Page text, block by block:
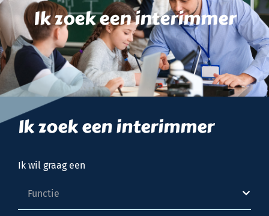
Ik zoek een interimmer
Ik zoek een interimmer
Ik wil graag een